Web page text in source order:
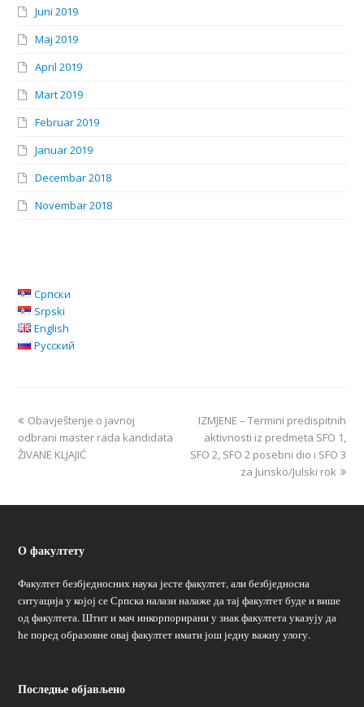
Juni 2019
Maj 2019
April 2019
Mart 2019
Februar 2019
Januar 2019
Decembar 2018
Novembar 2018
Српски
Srpski
English
Русский
Obavještenje o javnoj
odbrani master rada kandidata
ŽIVANE KLJAJIĆ
IZMJENE – Termini predispitnih
aktivnosti iz predmeta SFO 1,
SFO 2, SFO 2 posebni dio i SFO 3
za Junsko/Julski rok
О факултету
Факултет безбједносних наука јесте факултет, али безбједносна
ситуација у којој се Српска налази налаже да тај факултет буде и више
од факултета. Штит и мач инкорпорирани у знак факултета указују да
ће поред образовне овај факултет имати још једну важну улогу.
Последње објављено